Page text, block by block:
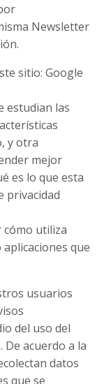
Newsletter
sitio: Google
estudian las
y otra
mejor
es lo que esta
privacidad
cómo utiliza
que
usuarios
del uso del
De acuerdo a la
datos
que se